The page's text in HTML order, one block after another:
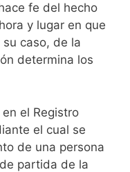
fe del hecho
y lugar en que
caso, de la
determina los
el Registro
el cual se
de una persona
partida de la